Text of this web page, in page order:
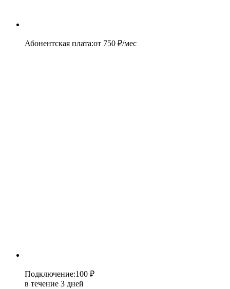
Абонентская плата:от 750 ₽/мес
Подключение:100 ₽
в течение 3 дней